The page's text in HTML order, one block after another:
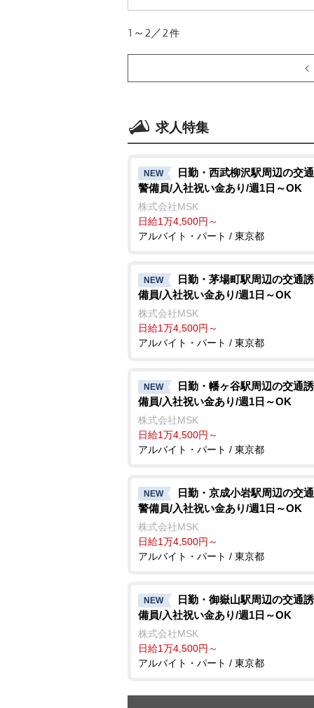
1～2／2件
求人特集
NEW
日勤・西武柳沢駅周辺の交
警備員/入社祝い金あり/週1日～OK
株式会社MSK
日給1万4,500円～
アルバイト・パート / 東京都
NEW
日勤・茅場町駅周辺の交通
備員/入社祝い金あり/週1日～OK
株式会社MSK
日給1万4,500円～
アルバイト・パート / 東京都
NEW
日勤・幡ヶ谷駅周辺の交通
備員/入社祝い金あり/週1日～OK
株式会社MSK
日給1万4,500円～
アルバイト・パート / 東京都
NEW
日勤・京成小岩駅周辺の交
警備員/入社祝い金あり/週1日～OK
株式会社MSK
日給1万4,500円～
アルバイト・パート / 東京都
NEW
日勤・御嶽山駅周辺の交通
備員/入社祝い金あり/週1日～OK
株式会社MSK
日給1万4,500円～
アルバイト・パート / 東京都